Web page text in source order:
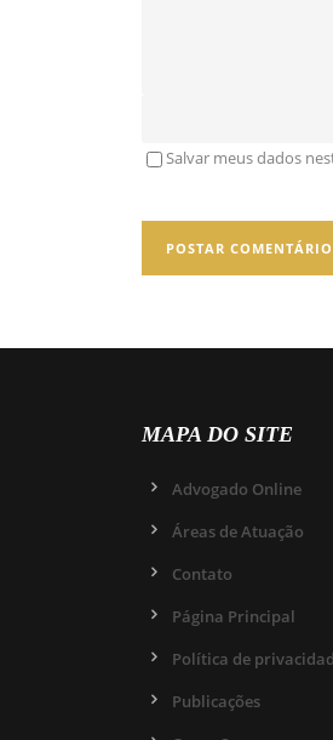
Salvar meus dados
MAPA DO SITE
Advogado Online
Áreas de Atuação
Contato
Página Principal
Política de
Publicações